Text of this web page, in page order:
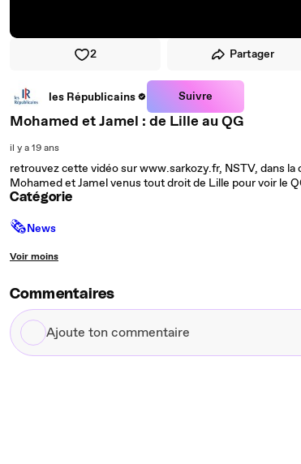
2 Partager
les Républicains Suivre
Mohamed et Jamel : de Lille au QG
il y a 19 ans
retrouvez cette vidéo sur www.sarkozy.fr, NSTV, dans la
Mohamed et Jamel venus tout droit de Lille pour voir le
Catégorie
🗞News
Voir moins
Commentaires
Ajoute
ton